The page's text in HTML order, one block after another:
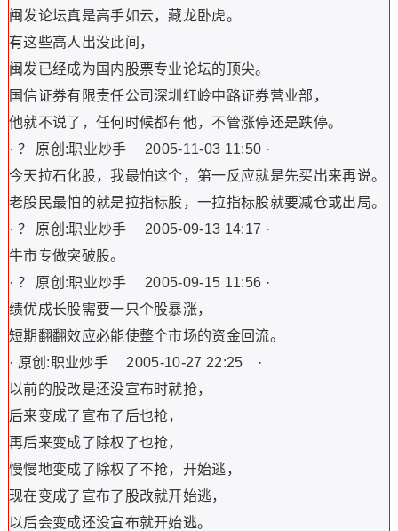
闽发论坛真是高手如云，藏龙卧虎。
有这些高人出没此间，
闽发已经成为国内股票专业论坛的顶尖。
国信证券有限责任公司深圳红岭中路证券营业部，
他就不说了，任何时候都有他，不管涨停还是跌停。
· ？ 原创:职业炒手 2005-11-03 11:50 ·
今天拉石化股，我最怕这个，第一反应就是先买出来再说。
老股民最怕的就是拉指标股，一拉指标股就要减仓或出局。
· ？ 原创:职业炒手 2005-09-13 14:17 ·
牛市专做突破股。
· ？ 原创:职业炒手 2005-09-15 11:56 ·
绩优成长股需要一只个股暴涨，
短期翻翻效应必能使整个市场的资金回流。
· 原创:职业炒手 2005-10-27 22:25 ·
以前的股改是还没宣布时就抢，
后来变成了宣布了后也抢，
再后来变成了除权了也抢，
慢慢地变成了除权了不抢，开始逃，
现在变成了宣布了股改就开始逃，
以后会变成还没宣布就开始逃。